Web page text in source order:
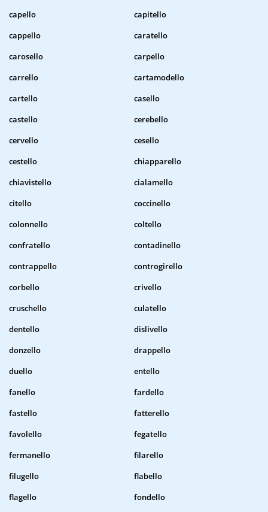
capello
capitello
cappello
caratello
carosello
carpello
carrello
cartamodello
cartello
casello
castello
cerebello
cervello
cesello
cestello
chiapparello
chiavistello
cialamello
citello
coccinello
colonnello
coltello
confratello
contadinello
contrappello
controgirello
corbello
crivello
cruschello
culatello
dentello
dislivello
donzello
drappello
duello
entello
fanello
fardello
fastello
fatterello
favolello
fegatello
fermanello
filarello
filugello
flabello
flagello
fondello